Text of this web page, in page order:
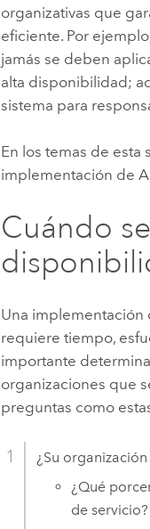
organizativas que
eficiente. Por
jamás se deben
alta disponibilidad;
sistema para
En los temas de
implementación de
Cuándo
Una
requiere tiempo,
importante
organizaciones que
preguntas como
¿Su
¿Qué
de servicio?